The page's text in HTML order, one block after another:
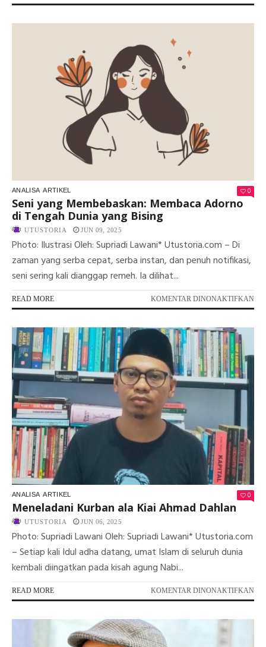
ANALISA ARTIKEL 0
Seni yang Membebaskan: Membaca Adorno
di Tengah Dunia yang Bising
UTUSTORIA JUN 09, 2025
Photo: Ilustrasi Oleh: Supriadi Lawani* Utustoria.com – Di
zaman yang serba cepat, serba instan, dan penuh notifikasi,
seni sering kali dianggap remeh. Ia dilihat...
READ MORE KOMENTAR DINONAKTIFKAN
ANALISA ARTIKEL 0
Meneladani Kurban ala Kiai Ahmad Dahlan
UTUSTORIA JUN 06, 2025
Photo: Supriadi Lawani Oleh: Supriadi Lawani* Utustoria.com
– Setiap kali Idul adha datang, umat Islam di seluruh dunia
kembali diingatkan pada kisah agung Nabi...
READ MORE KOMENTAR DINONAKTIFKAN